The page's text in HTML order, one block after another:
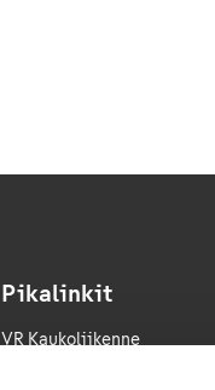
Pikalinkit
VR Kaukoliikenne